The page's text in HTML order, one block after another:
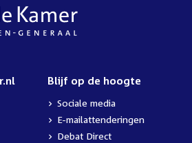
Blijf op de hoogte
Sociale media
E-mailattenderingen
Debat Direct